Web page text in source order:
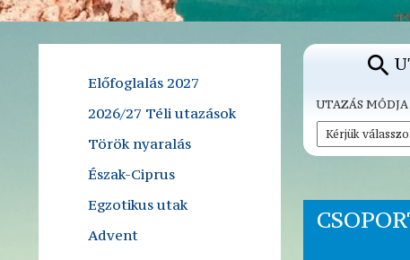
Előfoglalás 2027
2026/27 Téli utazások
Török nyaralás
Észak-Ciprus
Egzotikus utak
Advent
UTAZÁS MÓDJA